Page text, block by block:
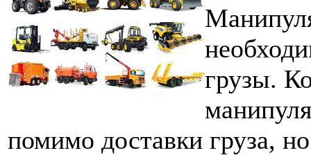
грузы.
помимо доставки груза,